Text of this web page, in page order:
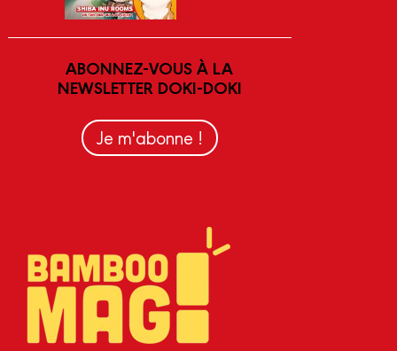
ABONNEZ-VOUS À LA
NEWSLETTER DOKI-DOKI
Je m'abonne !